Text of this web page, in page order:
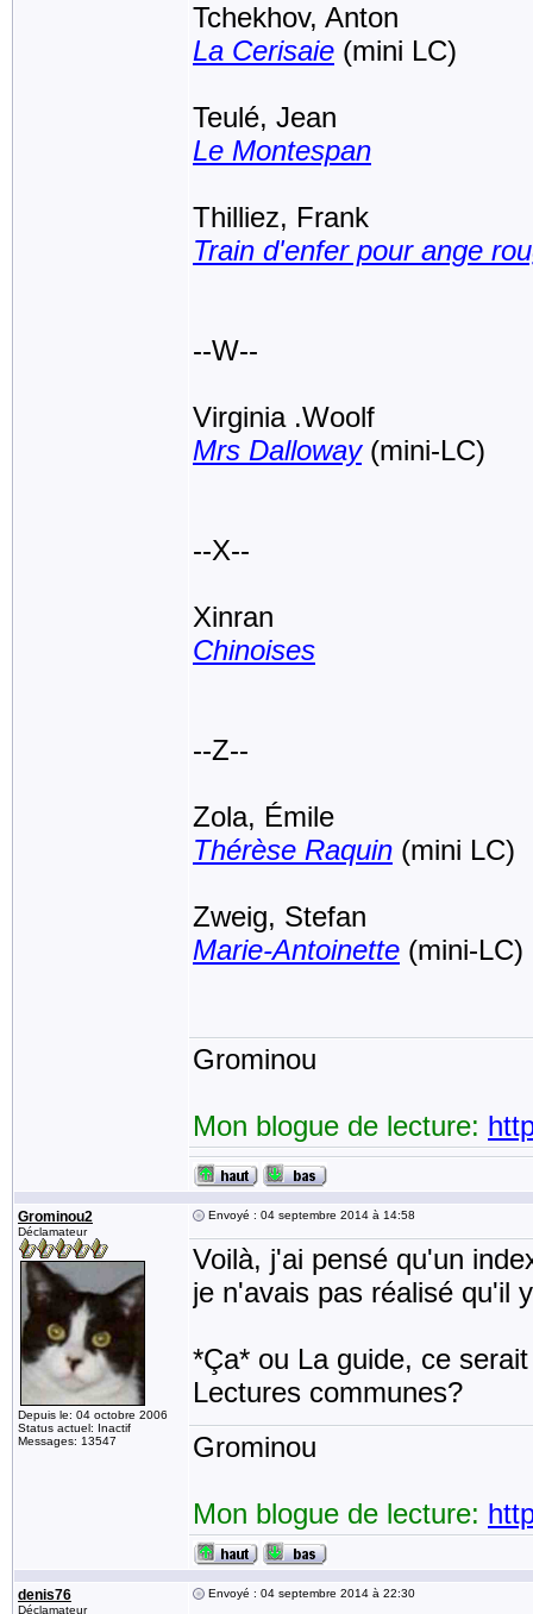
Tchekhov, Anton
La Cerisaie (mini LC)
Teulé, Jean
Le Montespan
Thilliez, Frank
Train d'enfer pour ange
--W--
Virginia .Woolf
Mrs Dalloway (mini-LC)
--X--
Xinran
Chinoises
--Z--
Zola, Émile
Thérèse Raquin (mini LC)
Zweig, Stefan
Marie-Antoinette (mini-LC)
Grominou
Mon blogue de lecture:
Grominou2
Déclamateur
Depuis le: 04 octobre 2006
Status actuel: Inactif
Messages: 13547
Envoyé : 04 septembre 2014 à 14:58
Voilà, j'ai pensé qu'un
je n'avais pas réalisé qu'il
*Ça* ou La guide, ce
Lectures communes?
Grominou
Mon blogue de lecture:
denis76
Déclamateur
Envoyé : 04 septembre 2014 à 22:30